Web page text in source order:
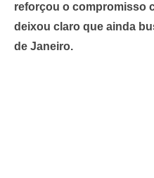
reforçou o compromisso
deixou claro que ainda
de Janeiro.